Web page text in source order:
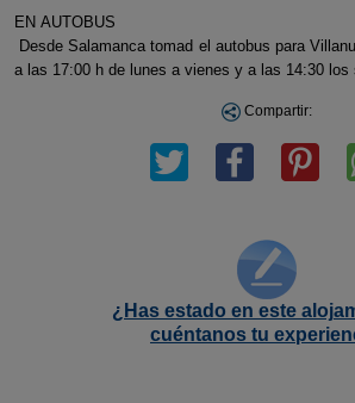
EN AUTOBUS
Desde Salamanca tomad el autobus para
a las 17:00 h de lunes a vienes y a las 14:30 los
Compartir:
¿Has estado en este
cuéntanos tu